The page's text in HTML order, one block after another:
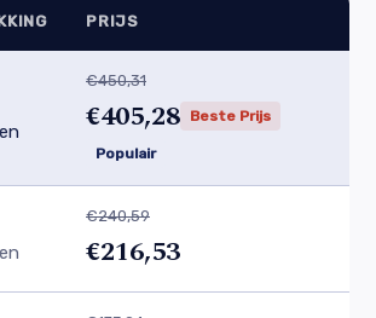
PRIJS
€450,31
€405,28 Beste Prijs
Populair
€240,59
€216,53